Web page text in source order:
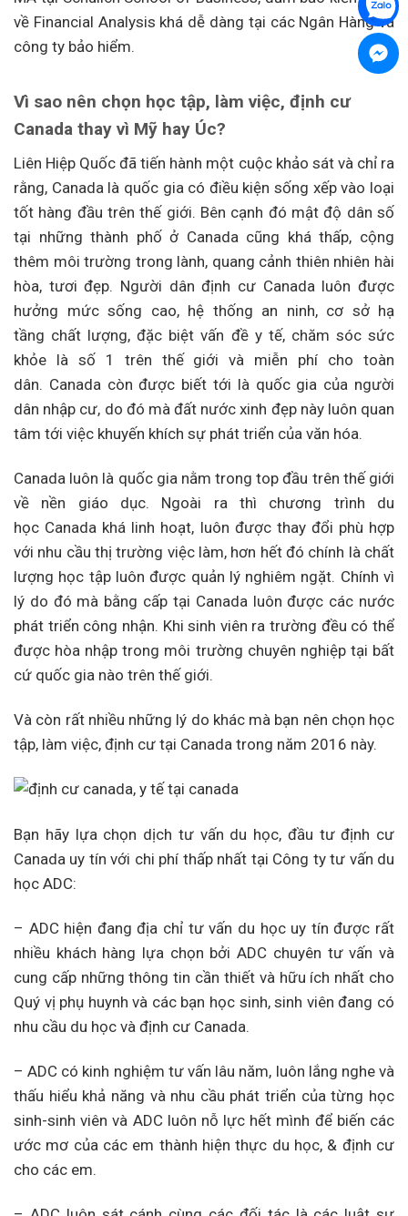
về Financial Analysis khá dễ dàng tại các Ngân Hàng và
công ty bảo hiểm.
Vì sao nên chọn học tập, làm việc, định cư
Canada thay vì Mỹ hay Úc?
Liên Hiệp Quốc đã tiến hành một cuộc khảo sát và chỉ ra
rằng, Canada là quốc gia có điều kiện sống xếp vào loại
tốt hàng đầu trên thế giới. Bên cạnh đó mật độ dân số
tại những thành phố ở Canada cũng khá thấp, cộng
thêm môi trường trong lành, quang cảnh thiên nhiên hài
hòa, tươi đẹp. Người dân định cư Canada luôn được
hưởng mức sống cao, hệ thống an ninh, cơ sở hạ
tầng chất lượng, đặc biệt vấn đề y tế, chăm sóc sức
khỏe là số 1 trên thế giới và miễn phí cho toàn
dân. Canada còn được biết tới là quốc gia của người
dân nhập cư, do đó mà đất nước xinh đẹp này luôn quan
tâm tới việc khuyến khích sự phát triển của văn hóa.
Canada luôn là quốc gia nằm trong top đầu trên thế giới
về nền giáo dục. Ngoài ra thì chương trình du
học Canada khá linh hoạt, luôn được thay đổi phù hợp
với nhu cầu thị trường việc làm, hơn hết đó chính là chất
lượng học tập luôn được quản lý nghiêm ngặt. Chính vì
lý do đó mà bằng cấp tại Canada luôn được các nước
phát triển công nhận. Khi sinh viên ra trường đều có thể
được hòa nhập trong môi trường chuyên nghiệp tại bất
cứ quốc gia nào trên thế giới.
Và còn rất nhiều những lý do khác mà bạn nên chọn học
tập, làm việc, định cư tại Canada trong năm 2016 này.
Bạn hãy lựa chọn dịch tư vấn du học, đầu tư định cư
Canada uy tín với chi phí thấp nhất tại Công ty tư vấn du
học ADC:
– ADC hiện đang địa chỉ tư vấn du học uy tín được rất
nhiều khách hàng lựa chọn bởi ADC chuyên tư vấn và
cung cấp những thông tin cần thiết và hữu ích nhất cho
Quý vị phụ huynh và các bạn học sinh, sinh viên đang có
nhu cầu du học và định cư Canada.
– ADC có kinh nghiệm tư vấn lâu năm, luôn lắng nghe và
thấu hiểu khả năng và nhu cầu phát triển của từng học
sinh-sinh viên và ADC luôn nỗ lực hết mình để biến các
ước mơ của các em thành hiện thực du học, & định cư
cho các em.